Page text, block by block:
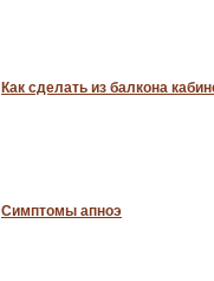
Как сделать из балкона
Симптомы апноэ